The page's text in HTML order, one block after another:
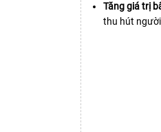
Tăng giá trị
thu hút